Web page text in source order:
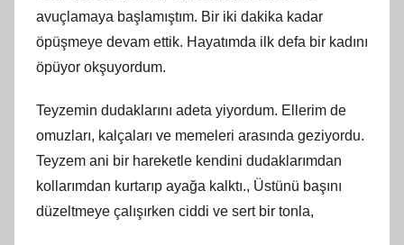
avuçlamaya başlamıştım. Bir iki dakika kadar
öpüşmeye devam ettik. Hayatımda ilk defa bir kadını
öpüyor okşuyordum.
Teyzemin dudaklarını adeta yiyordum. Ellerim de
omuzları, kalçaları ve memeleri arasında geziyordu.
Teyzem ani bir hareketle kendini dudaklarımdan
kollarımdan kurtarıp ayağa kalktı., Üstünü başını
düzeltmeye çalışırken ciddi ve sert bir tonla,